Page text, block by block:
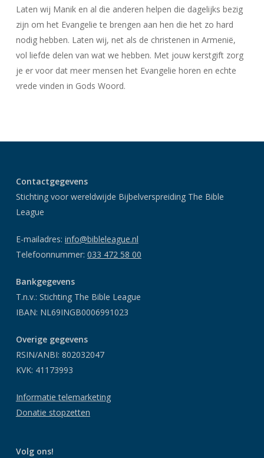
Laten wij Manik en al die anderen helpen die dagelijks bezig
zijn om het Evangelie te brengen aan hen die het zo hard
nodig hebben. Laten wij, net als de christenen in Armenië,
vol liefde delen van wat we hebben. Met jouw kerstgift zorg
je er voor dat meer mensen het Evangelie horen en echte
vrede vinden in Gods Woord.
Contactgegevens
Stichting voor wereldwijde Bijbelverspreiding The Bible
League
E-mailadres: info@bibleleague.nl
Telefoonnummer: 033 472 58 00
Bankgegevens
T.n.v.: Stichting The Bible League
IBAN: NL69INGB0006991023
Overige gegevens
RSIN/ANBI: 802032047
KVK: 41173993
Informatie telemarketing
Donatie stopzetten
Volg ons!